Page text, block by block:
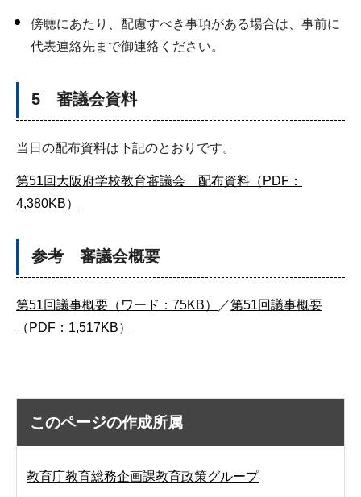
傍聴にあたり、配慮すべき事項がある場合は、事前に
代表連絡先まで御連絡ください。
5 審議会資料
当日の配布資料は下記のとおりです。
第51回大阪府学校教育審議会 配布資料（PDF：
4,380KB）
参考 審議会概要
第51回議事概要（ワード：75KB） ／第51回議事概要
（PDF：1,517KB）
このページの作成所属
教育庁教育総務企画課教育政策グループ